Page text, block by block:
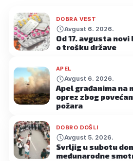
DOBRA VEST
Avgust 6. 2026.
Od 17. avgusta
o trošku države
APEL
Avgust 6. 2026.
Apel građanima na
oprez zbog
požara
DOBRO DOŠLI
Avgust 5. 2026.
Svrljig u subotu
međunarodne